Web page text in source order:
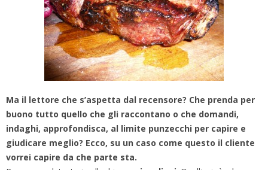
Ma il lettore che s’aspetta dal recensore? Che prenda per
buono tutto quello che gli raccontano o che domandi,
indaghi, approfondisca, al limite punzecchi per capire e
giudicare meglio? Ecco, su un caso come questo il cliente
vorrei capire da che parte sta.